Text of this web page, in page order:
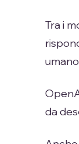
Tra i
da